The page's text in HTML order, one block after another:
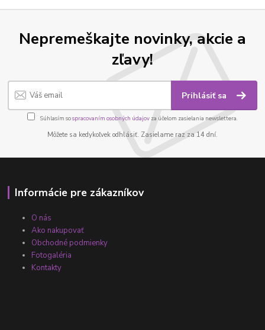
Nepremeškajte novinky, akcie a
zľavy!
Prihlásiť sa
Súhlasím sospracovaním osobných údajov za účelom zasielania newslettera.
Môžete sa kedykoľvek odhlásiť. Zasielame raz za 14 dní.
Informácie pre zákazníkov
O nás
Ako nakupovať
Obchodné podmienky
Fotogaléria
Kontakty